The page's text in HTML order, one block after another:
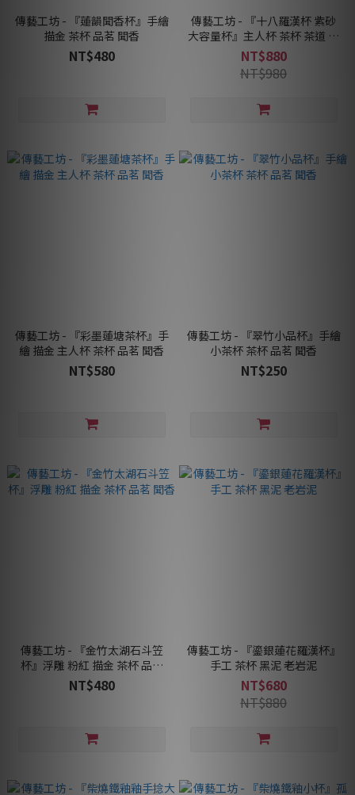
傳藝工坊 - 『蓮韻聞香杯』手繪
描金 茶杯 品茗 聞香
NT$480
傳藝工坊 - 『十八羅漢杯 紫砂
大容量杯』主人杯 茶杯 茶道 立
體浮雕 紫砂黃段泥
NT$880
NT$980
傳藝工坊 - 『彩墨蓮塘茶杯』手
繪 描金 主人杯 茶杯 品茗 聞香
NT$580
傳藝工坊 - 『翠竹小品杯』手繪
小茶杯 茶杯 品茗 聞香
NT$250
傳藝工坊 - 『金竹太湖石斗笠
杯』浮雕 粉紅 描金 茶杯 品茗
聞香
NT$480
傳藝工坊 - 『鎏銀蓮花羅漢杯』
手工 茶杯 黑泥 老岩泥
NT$680
NT$880